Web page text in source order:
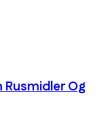
Og